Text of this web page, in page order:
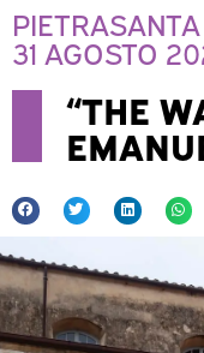
31 AGOSTO
“THE